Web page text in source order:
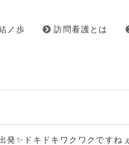
ノ歩 訪問看護とは
発✨ドキドキワクワクですね